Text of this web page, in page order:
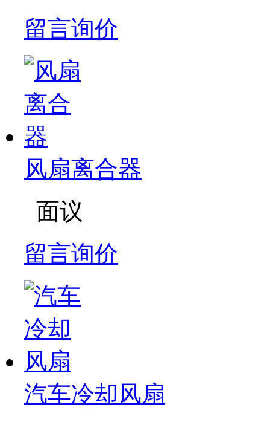
留言询价
风扇离合器
面议
留言询价
汽车冷却风扇